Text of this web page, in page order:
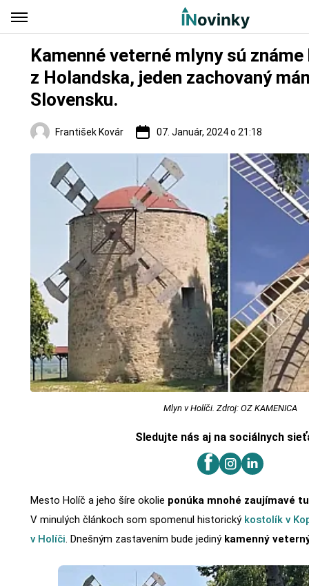
Kamenné veterné mlyny sú známe
z Holandska, jeden zachovaný
Slovensku.
František Kovár 07. Január, 2024 o 21:18
Regióny
Mlyn v Holíči. Zdroj: OZ KAMENICA
Sledujte nás aj na sociálnych
Mesto Holíč a jeho šíre okolie ponúka mnohé zaujímavé
V minulých článkoch som spomenul historický kostolík v
v Holíči. Dnešným zastavením bude jediný kamenný